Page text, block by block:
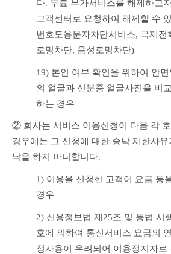
다. 무료 부가서비스를 해제하고
고객센터로 요청하여 해제할 수
번호도용문자차단서비스, 국제전
로밍차단, 음성로밍차단)
19) 본인 여부 확인을 위하여 안
의 얼굴과 신분증 얼굴사진을 비
하는 경우
② 회사는 서비스 이용신청이 다음 각
경우에는 그 신청에 대한 승낙 제한사
낙을 하지 아니합니다.
1) 이용을 신청한 고객이 요금 등
경우
2) 신용정보법 제25조 및 동법 시
호에 의하여 통신서비스 요금의
정사용이 우려되어 이용정지자로